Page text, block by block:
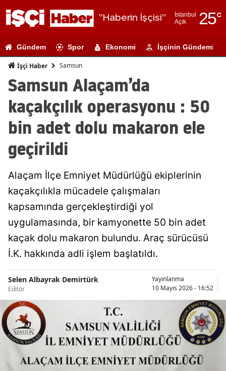
"Haberin İşçisi"
İstanbul
Açık
25°
Adıyaman
Amasya
Ankara
Artvin
Balıkesir
Bilecik
Bolu
Burdur
Bursa
Çanakkale
Gündem Spor Ekonomi İşçinin Gündemi
İşçi Haber Samsun
Samsun Alaçam’da
kaçakçılık operasyonu : 50
bin adet dolu makaron ele
geçirildi
Alaçam İlçe Emniyet Müdürlüğü ekiplerinin
kaçakçılıkla mücadele çalışmaları
kapsamında gerçekleştirdiği yol
uygulamasında, bir kamyonette 50 bin adet
kaçak dolu makaron bulundu. Araç sürücüsü
İ.K. hakkında adli işlem başlatıldı.
Selen Albayrak Demirtürk
Editör
Yayınlanma
10 Mayıs 2026 - 16:52